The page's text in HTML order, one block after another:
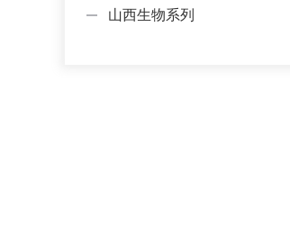
山西生物系列